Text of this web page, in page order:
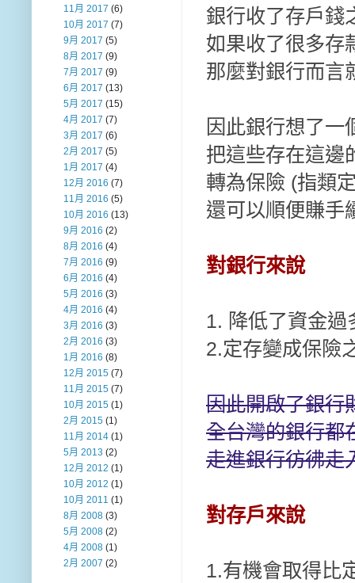
銀行收了存戶錢
如果收了很多存
那麼對銀行而言
因此銀行想了一
把這些存在這邊
轉為保險 (指類
還可以順便賺手
對銀行來說
1. 降低了資金過
2.定存變成保險
因此開啟了銀行
全台灣的銀行都
走進銀行彷彿走
對存戶來說
1.有機會取得比
11月 2017 (6)
10月 2017 (7)
9月 2017 (5)
8月 2017 (9)
7月 2017 (9)
6月 2017 (13)
5月 2017 (15)
4月 2017 (7)
3月 2017 (6)
2月 2017 (5)
1月 2017 (4)
12月 2016 (7)
11月 2016 (5)
10月 2016 (13)
9月 2016 (2)
8月 2016 (4)
7月 2016 (9)
6月 2016 (4)
5月 2016 (3)
4月 2016 (4)
3月 2016 (3)
2月 2016 (3)
1月 2016 (8)
12月 2015 (7)
11月 2015 (7)
10月 2015 (1)
2月 2015 (1)
11月 2014 (1)
5月 2013 (2)
12月 2012 (1)
10月 2012 (1)
10月 2011 (1)
8月 2008 (3)
5月 2008 (2)
4月 2008 (1)
2月 2007 (2)